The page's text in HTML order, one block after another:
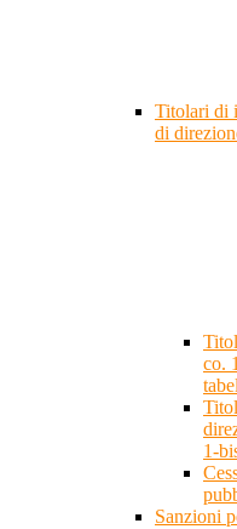
Titolari di
di
co.
1-
Sanzioni